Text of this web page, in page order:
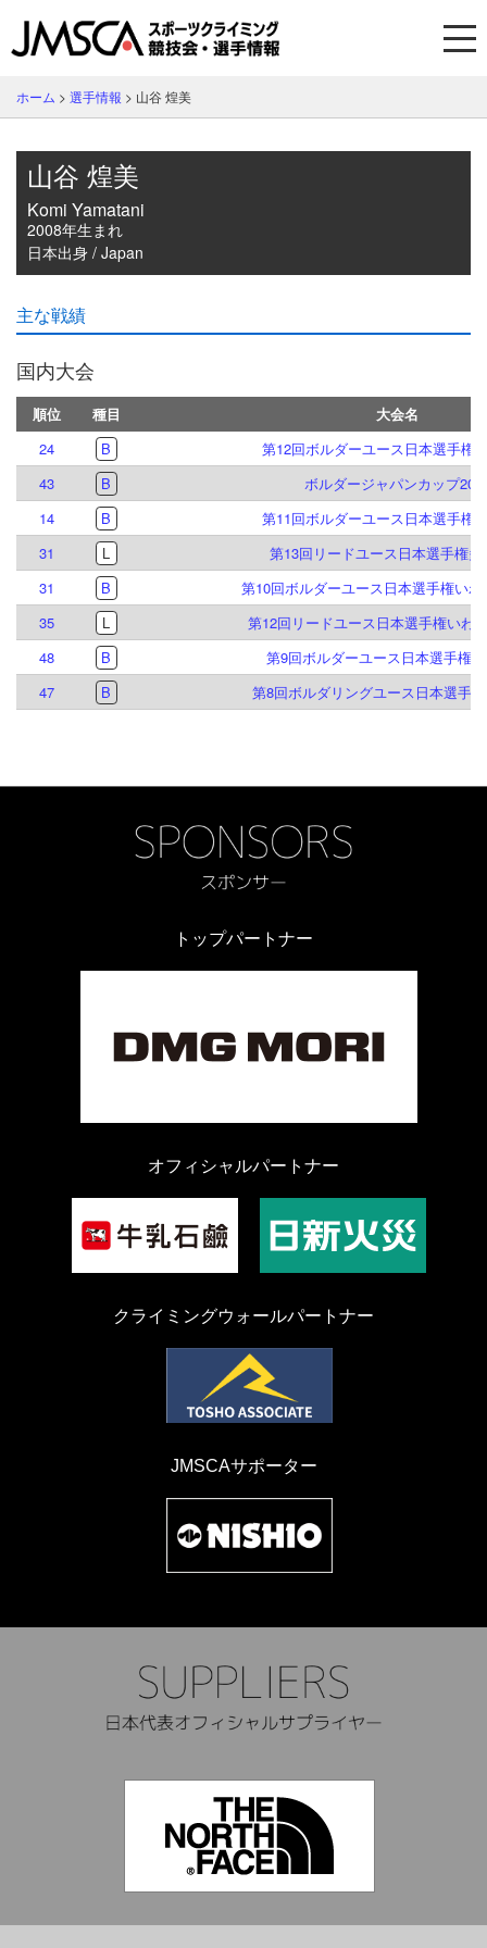
ホーム > 選手情報 > 山谷 煌美
山谷 煌美
Komi Yamatani
2008年生まれ
日本出身 / Japan
主な戦績
国内大会
順位 種目
大会名
24
B
第12回ボルダーユース日本選手権
43
B
ボルダージャパンカップ
14
B
第11回ボルダーユース日本選手権
31
L
第13回リードユース日本選手権多
31
B
第10回ボルダーユース日本選手権い
35
L
第12回リードユース日本選手権いわ
48
B
第9回ボルダーユース日本選手権
47
B 第8回ボルダリングユース日本選手
トップパートナー
オフィシャルパートナー
クライミングウォールパートナー
JMSCAサポーター